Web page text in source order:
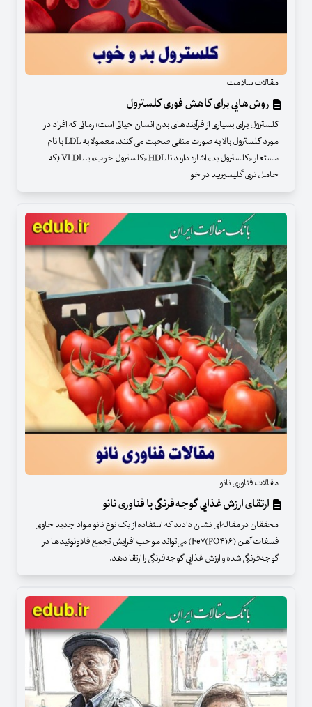
مقالات سلامت
روش‌هایی برای کاهش فوری کلسترول
کلسترول برای بسیاری از فرآیندهای بدن انسان حیاتی است؛ زمانی که افراد در
مورد کلسترول بالا به صورت منفی صحبت می کنند، معمولا به LDL با نام
مستعار «کلسترول بد» اشاره دارند تا HDL «کلسترول خوب» یا VLDL (که
حامل تری گلیسیرید در خو
مقالات فناوری نانو
ارتقای ارزش غذایی گوجه‌فرنگی با فناوری‌ نانو
محققان در مقاله‌ای نشان دادند که استفاده از یک نوع نانو مواد جدید حاوی
فسفات آهن (Fe۷(PO۴)۶) می‌تواند موجب افزایش تجمع فلاونوئیدها در
گوجه‌فرنگی شده و ارزش غذایی گوجه‌فرنگی را ارتقا دهد.